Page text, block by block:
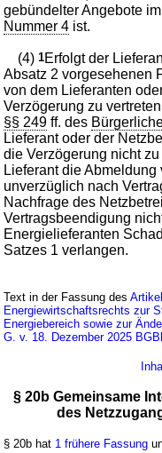
gebündelter Angebote
Nummer 4 ist.
(4)1Erfolgt der
Absatz 2 vorgesehenen
von dem Lieferanten
Verzögerung zu
§§ 249 ff. des
Lieferant oder der
die Verzögerung nicht
Lieferant die
unverzüglich nach
Nachfrage des
Vertragsbeendigung
Energielieferanten
Satzes 1 verlangen.
Text in der Fassung des
Energiewirtschaftsrechts zur
Energiebereich sowie zur
G. v. 18. Dezember 2025
§ 20b Gemeinsame
des
§ 20b hat 1 frühere Fassung